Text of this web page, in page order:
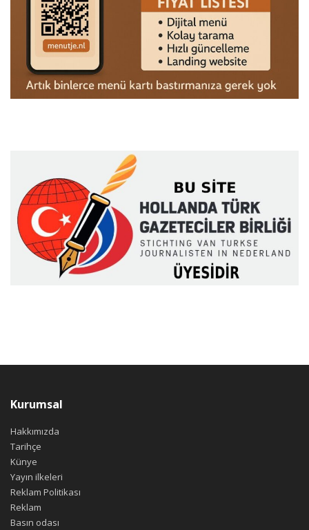
Kurumsal
Hakkımızda
Tarihçe
Künye
Yayın ilkeleri
Reklam Politikası
Reklam
Basın odası